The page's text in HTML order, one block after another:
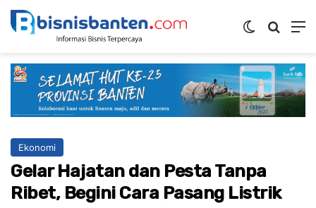
Switch skin
Ekonomi
Gelar Hajatan dan Pesta Tanpa
Ribet, Begini Cara Pasang Listrik